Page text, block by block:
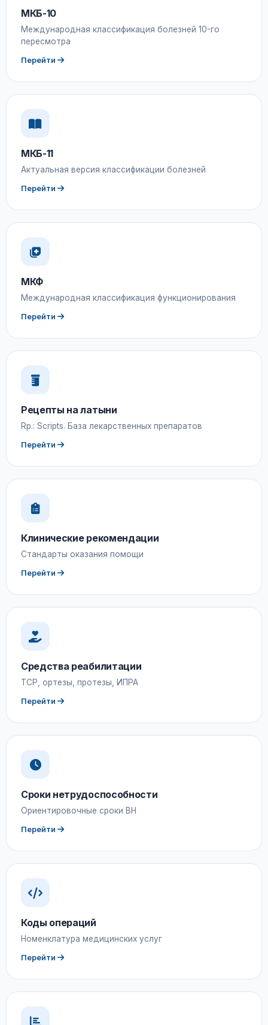
МКБ-10
Международная классификация болезней 10-го
пересмотра
Перейти
МКБ-11
Актуальная версия классификации болезней
Перейти
МКФ
Международная классификация функционирования
Перейти
Рецепты на латыни
Rp.: Scripts. База лекарственных препаратов
Перейти
Клинические рекомендации
Стандарты оказания помощи
Перейти
Средства реабилитации
ТСР, ортезы, протезы, ИПРА
Перейти
Сроки нетрудоспособности
Ориентировочные сроки ВН
Перейти
Коды операций
Номенклатура медицинских услуг
Перейти